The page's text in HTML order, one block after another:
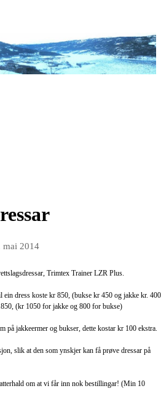
mai 2014
Trimtex Trainer LZR Plus.
dress koste kr 850, (bukse kr 450 og jakke kr.
(kr 1050 for jakke og 800 for bukse)
på jakkeermer og bukser, dette kostar kr 100 ekstra.
slik at den som ynskjer kan få prøve dressar på
om at vi får inn nok bestillingar! (Min 10